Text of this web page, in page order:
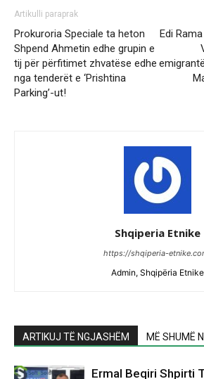
Artikulli paraprak
Prokuroria Speciale ta heton
Shpend Ahmetin edhe grupin e
tij për përfitimet zhvatëse edhe
nga tenderët e ‘Prishtina
Parking’-ut!
Edi
Shqiperia Etnike
https://shqiperia-
Admin, Shqipëria Etnike
ARTIKUJ TË NGJASHËM MË SHUMË
Ermal Beqiri Shpirti